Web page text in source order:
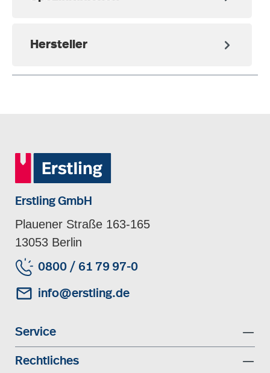
Hersteller
Erstling GmbH
Plauener Straße 163-165
13053 Berlin
0800 / 61 79 97-0
info@erstling.de
Service
Rechtliches